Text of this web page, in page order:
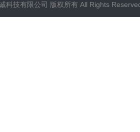
科技有限公司 版权所有 All Rights